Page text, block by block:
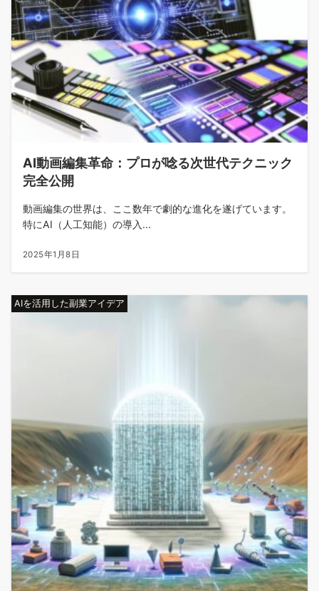
AI動画編集革命：プロが唸る次世代テクニック
完全公開
動画編集の世界は、ここ数年で劇的な進化を遂げています。
特にAI（人工知能）の導入...
2025年1月8日
AIを活用した副業アイデア